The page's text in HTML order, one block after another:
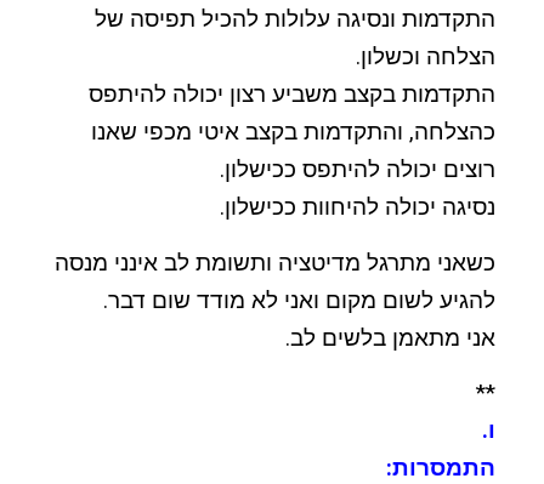
התקדמות ונסיגה עלולות להכיל תפיסה של
הצלחה וכשלון.
התקדמות בקצב משביע רצון יכולה להיתפס
כהצלחה, והתקדמות בקצב איטי מכפי שאנו
רוצים יכולה להיתפס ככישלון.
נסיגה יכולה להיחוות ככישלון.
כשאני מתרגל מדיטציה ותשומת לב אינני מנסה
להגיע לשום מקום ואני לא מודד שום דבר.
אני מתאמן בלשים לב.
**
ו.
התמסרות: